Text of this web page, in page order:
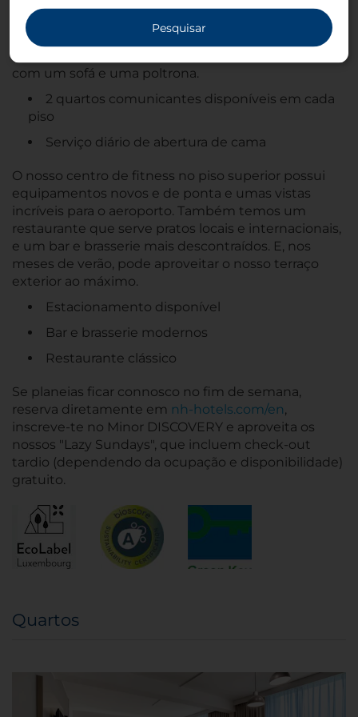
são confortáveis e espaçosos e proporcionam vistas
inultrapassáveis do aeroporto. Os quartos
Superiores são maiores e dispóem de zonas de estar
com um sofá e uma poltrona.
2 quartos comunicantes disponíveis em cada
piso
Serviço diário de abertura de cama
O nosso centro de fitness no piso superior possui
equipamentos novos e de ponta e umas vistas
incríveis para o aeroporto. Também temos um
restaurante que serve pratos locais e internacionais,
e um bar e brasserie mais descontraídos. E, nos
meses de verão, pode aproveitar o nosso terraço
exterior ao máximo.
Estacionamento disponível
Bar e brasserie modernos
Restaurante clássico
Se planeias ficar connosco no fim de semana,
reserva diretamente em nh-hotels.com/en,
inscreve-te no Minor DISCOVERY e aproveita os
nossos "Lazy Sundays", que incluem check-out
tardio (dependendo da ocupação e disponibilidade)
gratuito.
Quartos
Pesquisar